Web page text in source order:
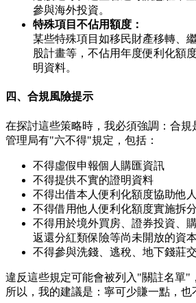
參與海外投資。
特殊項目不佔用額度：
某些特殊項目如移民財產移轉、
股計畫等，不佔用年度便利化額
明資料。
四、合規風險提示
在探討這些策略時，我必須強調：合規
管理局有"六不得"規定，包括：
不得虛假申報個人購匯資訊
不得提供不實的證明資料
不得出借本人便利化額度協助他
不得借用他人便利化額度實施拆
不得用於境外買房、證券投資、
返還分紅類保險等尚未開放的資
不得參與洗錢、逃稅、地下錢莊
違反這些規定可能會被列入"關註名單"
所以，我的建議是：寧可少賺一點，也